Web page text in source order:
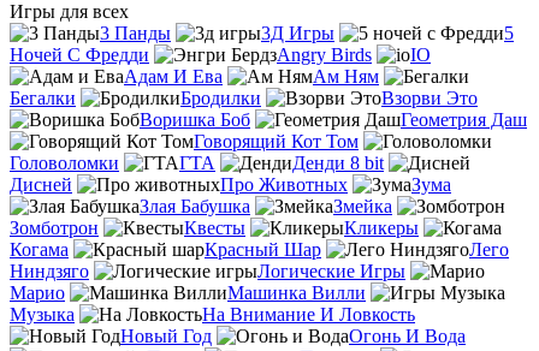
Игры для всех
3 Панды
3Д Игры
5
Ночей С Фредди
Angry Birds
IO
Адам И Ева
Ам Ням
Бегалки
Бродилки
Взорви Это
Воришка Боб
Геометрия Даш
Говорящий Кот Том
Головоломки
ГТА
Денди 8 bit
Дисней
Про Животных
Зума
Злая Бабушка
Змейка
Зомботрон
Квесты
Кликеры
Когама
Красный Шар
Лего
Ниндзяго
Логические Игры
Марио
Машинка Вилли
Музыка
На Внимание И Ловкость
Новый Год
Огонь И Вода